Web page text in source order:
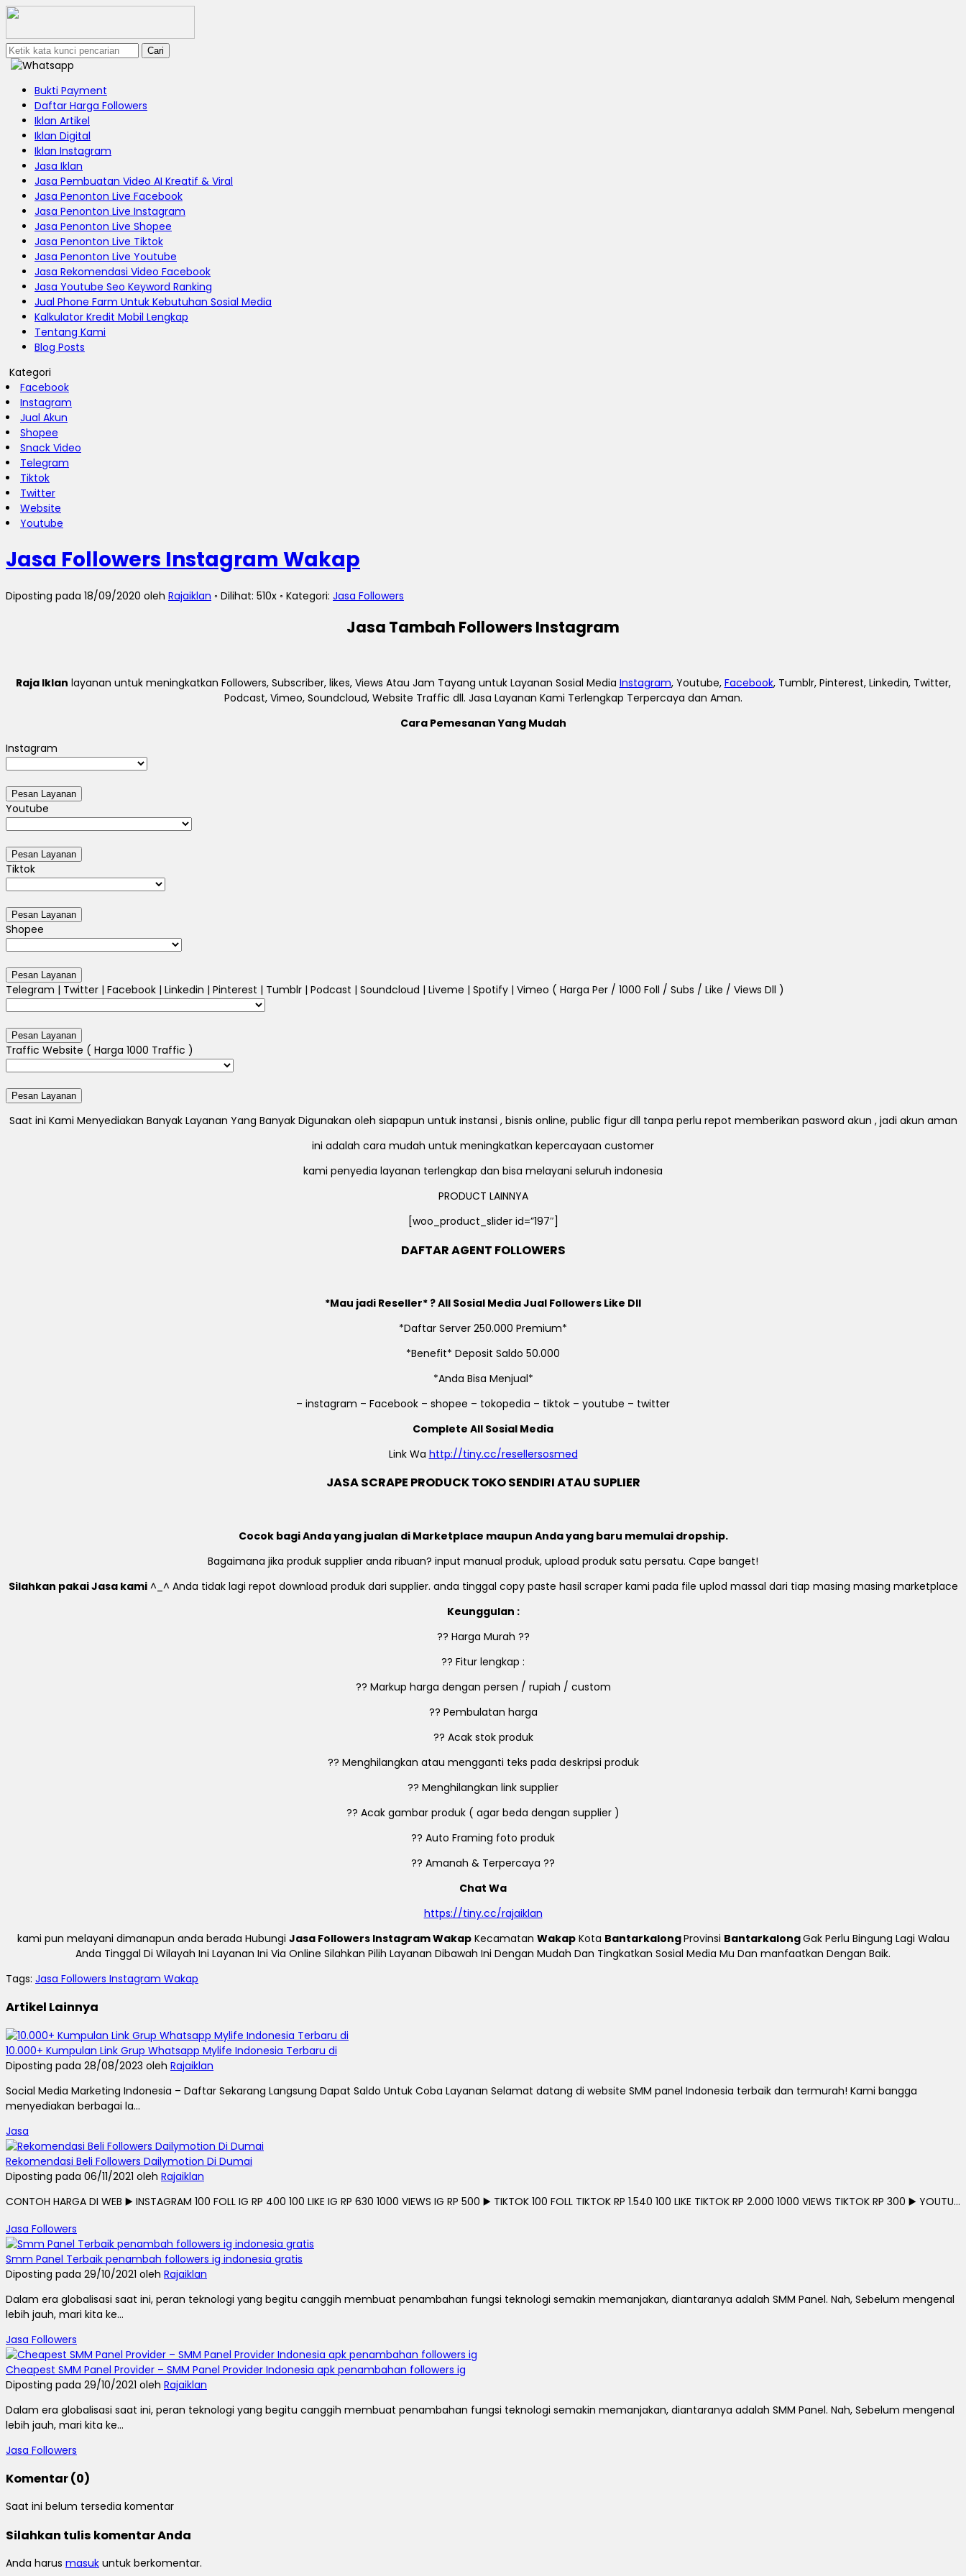
Cari
Bukti Payment
Daftar Harga Followers
Iklan Artikel
Iklan Digital
Iklan Instagram
Jasa Iklan
Jasa Pembuatan Video AI Kreatif & Viral
Jasa Penonton Live Facebook
Jasa Penonton Live Instagram
Jasa Penonton Live Shopee
Jasa Penonton Live Tiktok
Jasa Penonton Live Youtube
Jasa Rekomendasi Video Facebook
Jasa Youtube Seo Keyword Ranking
Jual Phone Farm Untuk Kebutuhan Sosial Media
Kalkulator Kredit Mobil Lengkap
Tentang Kami
Blog Posts
Kategori
Facebook
Instagram
Jual Akun
Shopee
Snack Video
Telegram
Tiktok
Twitter
Website
Youtube
Jasa Followers Instagram Wakap
Diposting pada 18/09/2020 oleh Rajaiklan ◦ Dilihat: 510x ◦ Kategori: Jasa Followers
Jasa Tambah Followers Instagram
Raja Iklan layanan untuk meningkatkan Followers, Subscriber, likes, Views Atau Jam Tayang untuk Layanan Sosial Media Instagram, Youtube, Facebook, Tumblr, Pinterest, Linkedin, Twitter,
Podcast, Vimeo, Soundcloud, Website Traffic dll. Jasa Layanan Kami Terlengkap Terpercaya dan Aman.
Cara Pemesanan Yang Mudah
Instagram
Youtube
Tiktok
Shopee
Telegram | Twitter | Facebook | Linkedin | Pinterest | Tumblr | Podcast | Soundcloud | Liveme | Spotify | Vimeo ( Harga Per / 1000 Foll / Subs / Like / Views Dll )
Traffic Website ( Harga 1000 Traffic )
Saat ini Kami Menyediakan Banyak Layanan Yang Banyak Digunakan oleh siapapun untuk instansi , bisnis online, public figur dll tanpa perlu repot memberikan pasword akun , jadi akun aman
ini adalah cara mudah untuk meningkatkan kepercayaan customer
kami penyedia layanan terlengkap dan bisa melayani seluruh indonesia
PRODUCT LAINNYA
[woo_product_slider id=”197″]
DAFTAR AGENT FOLLOWERS
*Mau jadi Reseller* ? All Sosial Media Jual Followers Like Dll
*Daftar Server 250.000 Premium*
*Benefit* Deposit Saldo 50.000
*Anda Bisa Menjual*
– instagram – Facebook – shopee – tokopedia – tiktok – youtube – twitter
Complete All Sosial Media
Link Wa http://tiny.cc/resellersosmed
JASA SCRAPE PRODUCK TOKO SENDIRI ATAU SUPLIER
Cocok bagi Anda yang jualan di Marketplace maupun Anda yang baru memulai dropship.
Bagaimana jika produk supplier anda ribuan? input manual produk, upload produk satu persatu. Cape banget!
Silahkan pakai Jasa kami^_^ Anda tidak lagi repot download produk dari supplier. anda tinggal copy paste hasil scraper kami pada file uplod massal dari tiap masing masing marketplace
Keunggulan :
?? Harga Murah ??
?? Fitur lengkap :
?? Markup harga dengan persen / rupiah / custom
?? Pembulatan harga
?? Acak stok produk
?? Menghilangkan atau mengganti teks pada deskripsi produk
?? Menghilangkan link supplier
?? Acak gambar produk ( agar beda dengan supplier )
?? Auto Framing foto produk
?? Amanah & Terpercaya ??
Chat Wa
https://tiny.cc/rajaiklan
kami pun melayani dimanapun anda berada Hubungi Jasa Followers Instagram WakapKecamatan WakapKota BantarkalongProvinsi BantarkalongGak Perlu Bingung Lagi Walau
Anda Tinggal Di Wilayah Ini Layanan Ini Via Online Silahkan Pilih Layanan Dibawah Ini Dengan Mudah Dan Tingkatkan Sosial Media Mu Dan manfaatkan Dengan Baik.
Tags: Jasa Followers Instagram Wakap
Artikel Lainnya
10.000+ Kumpulan Link Grup Whatsapp Mylife Indonesia Terbaru di
Diposting pada 28/08/2023 oleh Rajaiklan
Social Media Marketing Indonesia – Daftar Sekarang Langsung Dapat Saldo Untuk Coba Layanan Selamat datang di website SMM panel Indonesia terbaik dan termurah! Kami bangga
menyediakan berbagai la...
Jasa
Rekomendasi Beli Followers Dailymotion Di Dumai
Diposting pada 06/11/2021 oleh Rajaiklan
CONTOH HARGA DI WEB ▶️ INSTAGRAM 100 FOLL IG RP 400 100 LIKE IG RP 630 1000 VIEWS IG RP 500 ▶️ TIKTOK 100 FOLL TIKTOK RP 1.540 100 LIKE TIKTOK RP 2.000 1000 VIEWS TIKTOK RP 300 ▶️ YOUTU...
Jasa Followers
Smm Panel Terbaik penambah followers ig indonesia gratis
Diposting pada 29/10/2021 oleh Rajaiklan
Dalam era globalisasi saat ini, peran teknologi yang begitu canggih membuat penambahan fungsi teknologi semakin memanjakan, diantaranya adalah SMM Panel. Nah, Sebelum mengenal
lebih jauh, mari kita ke...
Jasa Followers
Cheapest SMM Panel Provider – SMM Panel Provider Indonesia apk penambahan followers ig
Diposting pada 29/10/2021 oleh Rajaiklan
Dalam era globalisasi saat ini, peran teknologi yang begitu canggih membuat penambahan fungsi teknologi semakin memanjakan, diantaranya adalah SMM Panel. Nah, Sebelum mengenal
lebih jauh, mari kita ke...
Jasa Followers
Komentar (0)
Saat ini belum tersedia komentar
Silahkan tulis komentar Anda
Anda harus masuk untuk berkomentar.